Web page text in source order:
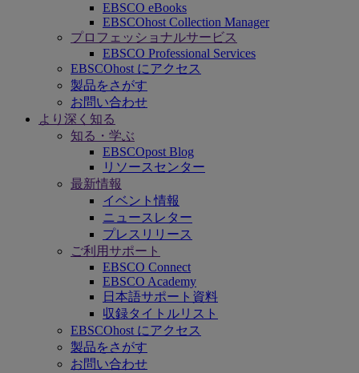
EBSCO eBooks
EBSCOhost Collection Manager
プロフェッショナルサービス
EBSCO Professional Services
EBSCOhost にアクセス
製品をさがす
お問い合わせ
より深く知る
知る・学ぶ
EBSCOpost Blog
リソースセンター
最新情報
イベント情報
ニュースレター
プレスリリース
ご利用サポート
EBSCO Connect
EBSCO Academy
日本語サポート資料
収録タイトルリスト
EBSCOhost にアクセス
製品をさがす
お問い合わせ